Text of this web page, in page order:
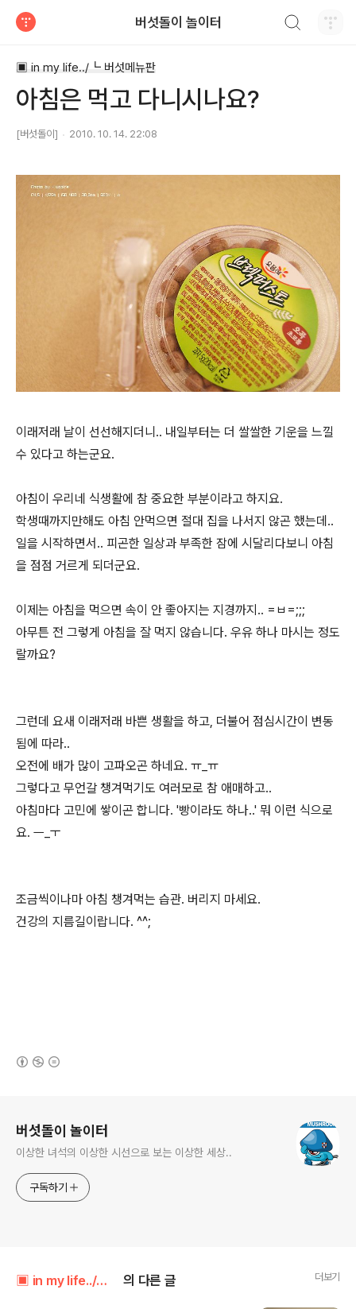
버섯돌이 놀이터
▣ in my life../┗ 버섯메뉴판
아침은 먹고 다니시나요?
[버섯돌이] 2010. 10. 14. 22:08
이래저래 날이 선선해지더니.. 내일부터는 더 쌀쌀한 기운을 느낄
수 있다고 하는군요.
아침이 우리네 식생활에 참 중요한 부분이라고 하지요.
학생때까지만해도 아침 안먹으면 절대 집을 나서지 않곤 했는데..
일을 시작하면서.. 피곤한 일상과 부족한 잠에 시달리다보니 아침
을 점점 거르게 되더군요.
이제는 아침을 먹으면 속이 안 좋아지는 지경까지.. =ㅂ=;;;
아무튼 전 그렇게 아침을 잘 먹지 않습니다. 우유 하나 마시는 정도
랄까요?
그런데 요새 이래저래 바쁜 생활을 하고, 더불어 점심시간이 변동
됨에 따라..
오전에 배가 많이 고파오곤 하네요. ㅠ_ㅠ
그렇다고 무언갈 챙겨먹기도 여러모로 참 애매하고..
아침마다 고민에 쌓이곤 합니다. '빵이라도 하나..' 뭐 이런 식으로
요. ㅡ_ㅜ
조금씩이나마 아침 챙겨먹는 습관. 버리지 마세요.
건강의 지름길이랍니다. ^^;
버섯돌이 놀이터
이상한 녀석의 이상한 시선으로 보는 이상한 세상..
구독하기
▣ in my life../┗ 버섯메뉴판 의 다른 글 더보기